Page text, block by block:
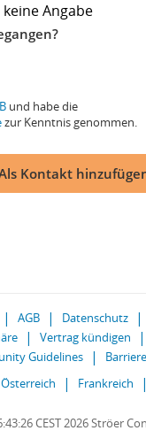
keine Angabe
und habe die
zur Kenntnis genommen.
Kontakt
AGB Datenschutz
Vertrag kündigen
Guidelines
Österreich Frankreich
CEST 2026 Ströer